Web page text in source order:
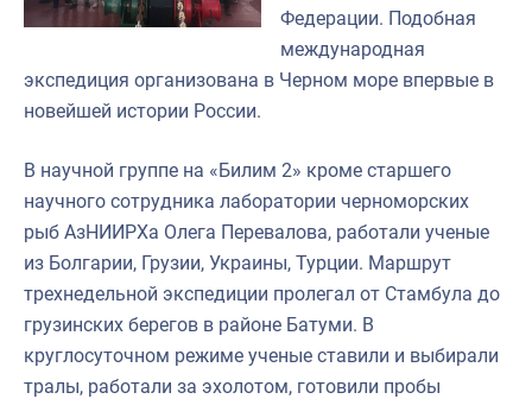
Федерации. Подобная
международная
экспедиция организована в Черном море впервые в
новейшей истории России.
В научной группе на «Билим 2» кроме старшего
научного сотрудника лаборатории черноморских
рыб АзНИИРХа Олега Перевалова, работали ученые
из Болгарии, Грузии, Украины, Турции. Маршрут
трехнедельной экспедиции пролегал от Стамбула до
грузинских берегов в районе Батуми. В
круглосуточном режиме ученые ставили и выбирали
тралы, работали за эхолотом, готовили пробы